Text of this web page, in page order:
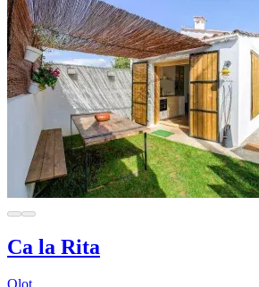
Ca la Rita